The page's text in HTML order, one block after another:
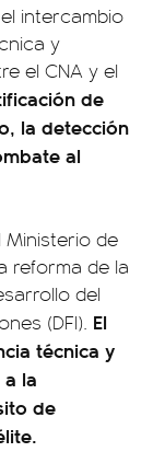
intercambio
y
el CNA y el
de
la detección
al
Ministerio de
reforma de la
del
(DFI). El
técnica y
la
de